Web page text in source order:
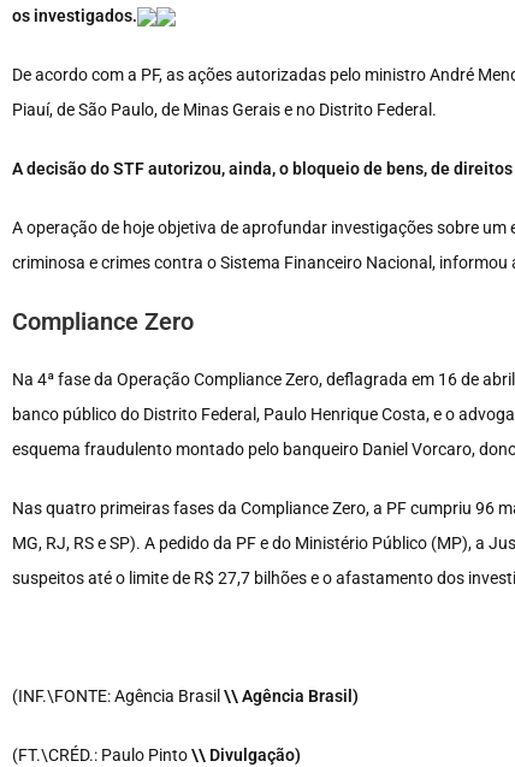
os investigados.
De acordo com a PF, as ações autorizadas pelo ministro André
Piauí, de São Paulo, de Minas Gerais e no Distrito Federal.
A decisão do STF autorizou, ainda, o bloqueio de bens, de
A operação de hoje objetiva de aprofundar investigações sobre
criminosa e crimes contra o Sistema Financeiro Nacional, informou
Compliance Zero
Na 4ª fase da Operação Compliance Zero, deflagrada em 16 de
banco público do Distrito Federal, Paulo Henrique Costa, e o
esquema fraudulento montado pelo banqueiro Daniel Vorcaro,
Nas quatro primeiras fases da Compliance Zero, a PF cumpriu 96
MG, RJ, RS e SP). A pedido da PF e do Ministério Público (MP), a
suspeitos até o limite de R$ 27,7 bilhões e o afastamento dos
(INF.\FONTE: Agência Brasil \\ Agência Brasil)
(FT.\CRÉD.: Paulo Pinto\\ Divulgação)